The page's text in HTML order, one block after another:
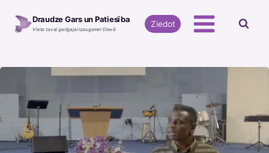
Draudze Gars un Patiesība
Vieta tavai garīgajai izaugsmei Dievā
Ziedot